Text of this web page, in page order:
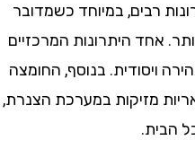
במיוחד כשמדובר
היתרונות המרכזיים
בנוסף, החומצה
מזיקות במערכת הצנרת,